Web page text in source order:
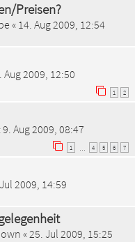
Preisen?
« 14. Aug 2009, 12:54
Aug 2009, 12:50
1 2
9. Aug 2009, 08:47
1 4 5 6 7
2009, 14:59
«25. Jul 2009, 15:25